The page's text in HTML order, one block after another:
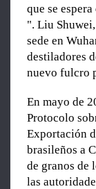
que se
". Liu
sede en
destiladores
nuevo fulcro
En mayo de
Protocolo
Exportación
brasileños a
de granos de
las